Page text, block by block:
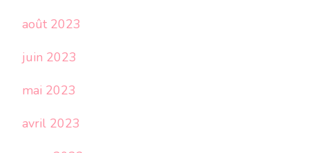
août 2023
juin 2023
mai 2023
avril 2023